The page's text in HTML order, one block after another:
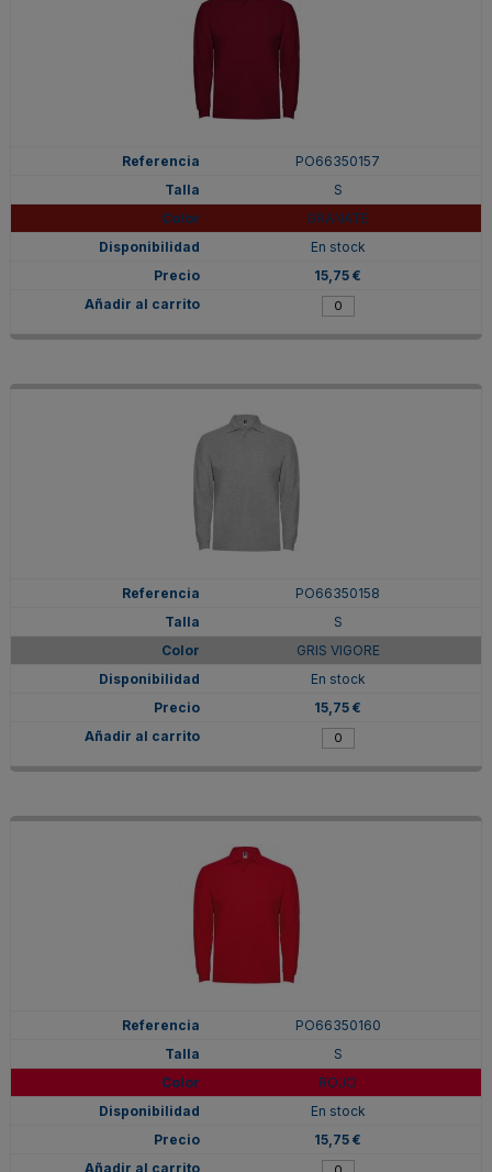
PO66350157
S
GRANATE
En stock
15,75 €
PO66350158
S
GRIS VIGORE
En stock
15,75 €
PO66350160
S
ROJO
En stock
15,75 €